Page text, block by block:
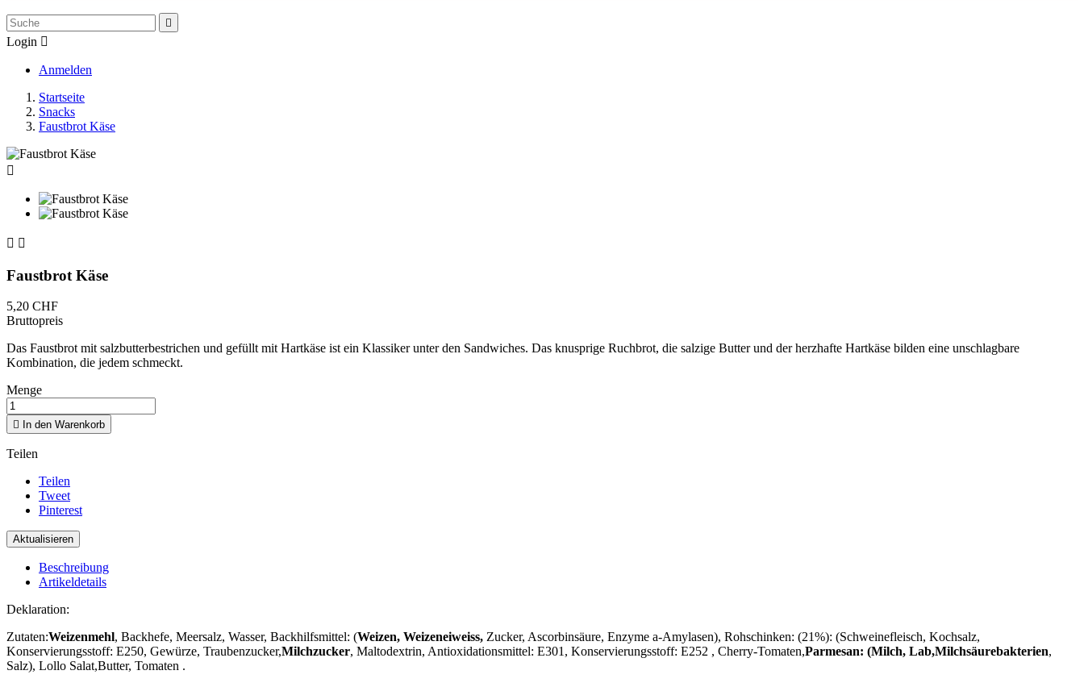

Login 
Anmelden
Startseite
Snacks
Faustbrot Käse

 
Faustbrot Käse
5,20 CHF
Bruttopreis
Das Faustbrot mit salzbutterbestrichen und gefüllt mit Hartkäse ist ein Klassiker unter den Sandwiches. Das knusprige Ruchbrot, die salzige Butter und der herzhafte Hartkäse bilden eine unschlagbare
Kombination, die jedem schmeckt.
Menge
 In den Warenkorb
Teilen
Teilen
Tweet
Pinterest
Beschreibung
Artikeldetails
Deklaration:
Zutaten:Weizenmehl, Backhefe, Meersalz, Wasser, Backhilfsmittel: (Weizen, Weizeneiweiss, Zucker, Ascorbinsäure, Enzyme a-Amylasen), Rohschinken: (21%): (Schweinefleisch, Kochsalz,
Konservierungsstoff: E250, Gewürze, Traubenzucker,Milchzucker, Maltodextrin, Antioxidationsmittel: E301, Konservierungsstoff: E252 , Cherry-Tomaten,Parmesan: (Milch, Lab,Milchsäurebakterien,
Salz), Lollo Salat,Butter, Tomaten .